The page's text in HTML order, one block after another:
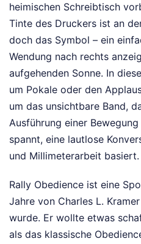
heimischen Schreibtisch
Tinte des Druckers ist an
doch das Symbol – ein
Wendung nach rechts
aufgehenden Sonne. In
um Pokale oder den
um das unsichtbare Band,
Ausführung einer
spannt, eine lautlose
und Millimeterarbeit basiert.
Rally Obedience ist eine
Jahre von Charles L.
wurde. Er wollte etwas
als das klassische